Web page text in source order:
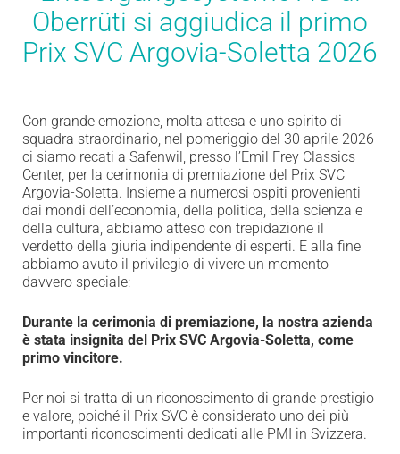
Oberrüti si aggiudica il primo
Prix SVC Argovia-Soletta 2026
Con grande emozione, molta attesa e uno spirito di
squadra straordinario, nel pomeriggio del 30 aprile 2026
ci siamo recati a Safenwil, presso l’Emil Frey Classics
Center, per la cerimonia di premiazione del Prix SVC
Argovia-Soletta. Insieme a numerosi ospiti provenienti
dai mondi dell’economia, della politica, della scienza e
della cultura, abbiamo atteso con trepidazione il
verdetto della giuria indipendente di esperti. E alla fine
abbiamo avuto il privilegio di vivere un momento
davvero speciale:
Durante la cerimonia di premiazione, la nostra azienda
è stata insignita del Prix SVC Argovia-Soletta, come
primo vincitore.
Per noi si tratta di un riconoscimento di grande prestigio
e valore, poiché il Prix SVC è considerato uno dei più
importanti riconoscimenti dedicati alle PMI in Svizzera.